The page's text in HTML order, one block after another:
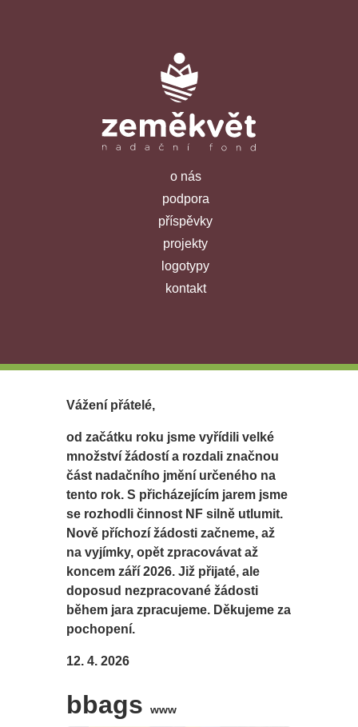
o nás
podpora
příspěvky
projekty
logotypy
kontakt
Vážení přátelé,
od začátku roku jsme vyřídili velké
množství žádostí a rozdali značnou
část nadačního jmění určeného na
tento rok. S přicházejícím jarem jsme
se rozhodli činnost NF silně utlumit.
Nově příchozí žádosti začneme, až
na vyjímky, opět zpracovávat až
koncem září 2026. Již přijaté, ale
doposud nezpracované žádosti
během jara zpracujeme. Děkujeme za
pochopení.
12. 4. 2026
bbagswww